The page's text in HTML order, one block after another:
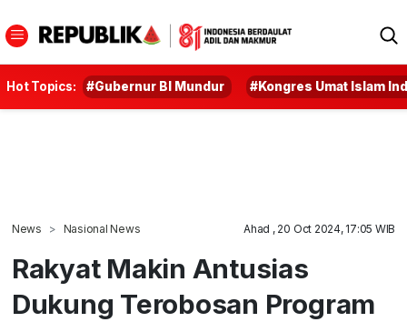
Hot Topics: #Gubernur BI Mundur #Kongres Umat Islam
News Nasional News Ahad , 20 Oct 2024, 17:05 WIB
Rakyat Makin Antusias
Dukung Terobosan Program